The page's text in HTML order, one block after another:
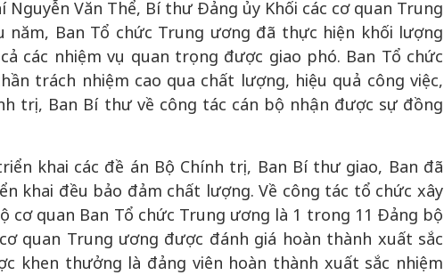
Văn Thể, Bí thư Đảng ủy Khối các cơ quan Trung
năm, Ban Tổ chức Trung ương đã thực hiện khối lượng
các nhiệm vụ quan trọng được giao phó. Ban Tổ chức
trách nhiệm cao qua chất lượng, hiệu quả công việc,
trị, Ban Bí thư về công tác cán bộ nhận được sự đồng
khai các đề án Bộ Chính trị, Ban Bí thư giao, Ban đã
khai đều bảo đảm chất lượng. Về công tác tổ chức xây
cơ quan Ban Tổ chức Trung ương là 1 trong 11 Đảng bộ
quan Trung ương được đánh giá hoàn thành xuất sắc
khen thưởng là đảng viên hoàn thành xuất sắc nhiệm